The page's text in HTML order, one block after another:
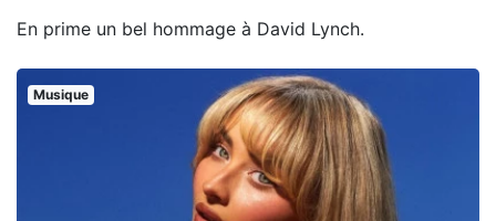
En prime un bel hommage à David Lynch.
Musique